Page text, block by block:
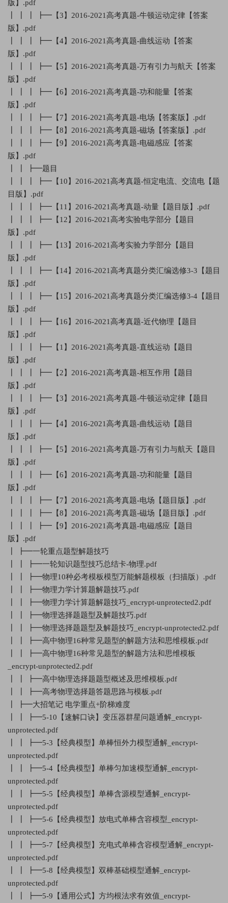
版】.pdf
┃ ┃ ┃ ┣━【3】2016-2021高考真题-牛顿运动定律【答案
版】.pdf
┃ ┃ ┃ ┣━【4】2016-2021高考真题-曲线运动【答案
版】.pdf
┃ ┃ ┃ ┣━【5】2016-2021高考真题-万有引力与航天【答案
版】.pdf
┃ ┃ ┃ ┣━【6】2016-2021高考真题-功和能量【答案
版】.pdf
┃ ┃ ┃ ┣━【7】2016-2021高考真题-电场【答案版】.pdf
┃ ┃ ┃ ┣━【8】2016-2021高考真题-磁场【答案版】.pdf
┃ ┃ ┃ ┣━【9】2016-2021高考真题-电磁感应【答案
版】.pdf
┃ ┃ ┣━题目
┃ ┃ ┃ ┣━【10】2016-2021高考真题-恒定电流、交流电【题
目版】.pdf
┃ ┃ ┃ ┣━【11】2016-2021高考真题-动量【题目版】.pdf
┃ ┃ ┃ ┣━【12】2016-2021高考实验电学部分【题目
版】.pdf
┃ ┃ ┃ ┣━【13】2016-2021高考实验力学部分【题目
版】.pdf
┃ ┃ ┃ ┣━【14】2016-2021高考真题分类汇编选修3-3【题目
版】.pdf
┃ ┃ ┃ ┣━【15】2016-2021高考真题分类汇编选修3-4【题目
版】.pdf
┃ ┃ ┃ ┣━【16】2016-2021高考真题-近代物理【题目
版】.pdf
┃ ┃ ┃ ┣━【1】2016-2021高考真题-直线运动【题目
版】.pdf
┃ ┃ ┃ ┣━【2】2016-2021高考真题-相互作用【题目
版】.pdf
┃ ┃ ┃ ┣━【3】2016-2021高考真题-牛顿运动定律【题目
版】.pdf
┃ ┃ ┃ ┣━【4】2016-2021高考真题-曲线运动【题目
版】.pdf
┃ ┃ ┃ ┣━【5】2016-2021高考真题-万有引力与航天【题目
版】.pdf
┃ ┃ ┃ ┣━【6】2016-2021高考真题-功和能量【题目
版】.pdf
┃ ┃ ┃ ┣━【7】2016-2021高考真题-电场【题目版】.pdf
┃ ┃ ┃ ┣━【8】2016-2021高考真题-磁场【题目版】.pdf
┃ ┃ ┃ ┣━【9】2016-2021高考真题-电磁感应【题目
版】.pdf
┃ ┣━一轮重点题型解题技巧
┃ ┃ ┣━一轮知识题型技巧总结卡-物理.pdf
┃ ┃ ┣━物理10种必考模板模型万能解题模板（扫描版）.pdf
┃ ┃ ┣━物理力学计算题解题技巧.pdf
┃ ┃ ┣━物理力学计算题解题技巧_encrypt-unprotected2.pdf
┃ ┃ ┣━物理选择题题型及解题技巧.pdf
┃ ┃ ┣━物理选择题题型及解题技巧_encrypt-unprotected2.pdf
┃ ┃ ┣━高中物理16种常见题型的解题方法和思维模板.pdf
┃ ┃ ┣━高中物理16种常见题型的解题方法和思维模板
_encrypt-unprotected2.pdf
┃ ┃ ┣━高中物理选择题题型概述及思维模板.pdf
┃ ┃ ┣━高考物理选择题答题思路与模板.pdf
┃ ┣━大招笔记 电学重点+阶梯难度
┃ ┃ ┣━5-10【速解口诀】变压器群星问题通解_encrypt-
unprotected.pdf
┃ ┃ ┣━5-3【经典模型】单棒恒外力模型通解_encrypt-
unprotected.pdf
┃ ┃ ┣━5-4【经典模型】单棒匀加速模型通解_encrypt-
unprotected.pdf
┃ ┃ ┣━5-5【经典模型】单棒含源模型通解_encrypt-
unprotected.pdf
┃ ┃ ┣━5-6【经典模型】放电式单棒含容模型_encrypt-
unprotected.pdf
┃ ┃ ┣━5-7【经典模型】充电式单棒含容模型通解_encrypt-
unprotected.pdf
┃ ┃ ┣━5-8【经典模型】双棒基础模型通解_encrypt-
unprotected.pdf
┃ ┃ ┣━5-9【通用公式】方均根法求有效值_encrypt-